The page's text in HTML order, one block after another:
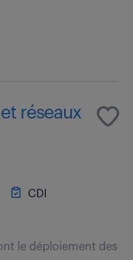
réseaux
CDI
le déploiement des